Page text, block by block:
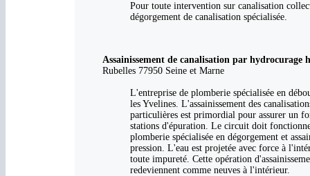
Pour toute intervention sur canalisation
dégorgement de canalisation spécialisée.
Assainissement de canalisation par hydrocurage
Rubelles 77950 Seine et Marne
L'entreprise de plomberie spécialisée en
les Yvelines. L'assainissement des
particulières est primordial pour assurer un
stations d'épuration. Le circuit doit
plomberie spécialisée en dégorgement et
pression. L'eau est projetée avec force à
toute impureté. Cette opération
redeviennent comme neuves à l'intérieur.